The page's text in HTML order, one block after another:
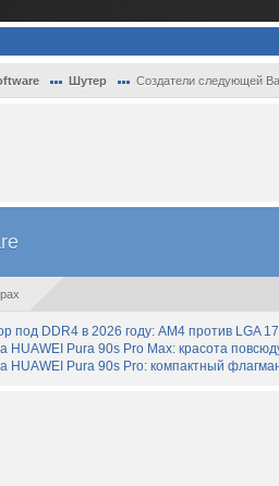
Шутер Создатели следующей
под DDR4 в 2026 году: AM4 против LGA
HUAWEI Pura 90s Pro Max: красота
HUAWEI Pura 90s Pro: компактный